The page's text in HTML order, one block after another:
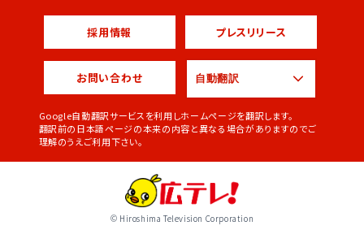
採用情報 プレスリリース
お問い合わせ
Google自動翻訳サービスを利用しホームページを翻訳します。
翻訳前の日本語ページの本来の内容と異なる場合がありますのでご
理解のうえご利用下さい。
© Hiroshima Television Corporation